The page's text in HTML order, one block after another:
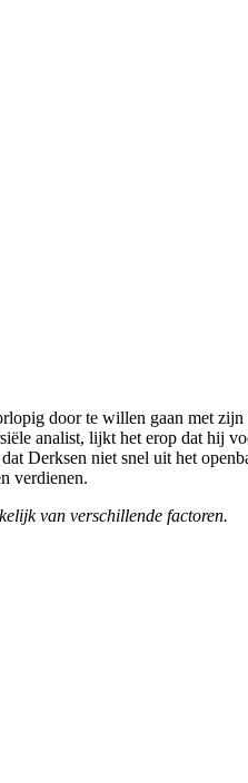
door te willen gaan met
analist, lijkt het erop dat
Derksen niet snel uit het
verdienen.
van verschillende factoren.